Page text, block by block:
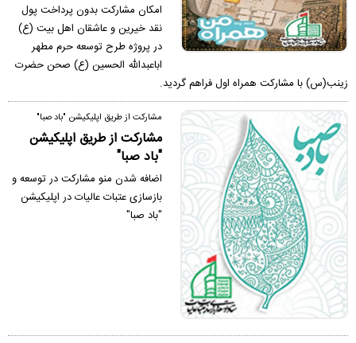
امکان مشارکت بدون پرداخت پول
نقد خیرین و عاشقان اهل بیت (ع)
در پروژه طرح توسعه حرم مطهر
اباعبدالله الحسین (ع) صحن حضرت
زینب(س) با مشارکت همراه اول فراهم گردید.
مشارکت از طریق اپلیکیشن "باد صبا"
مشارکت از طریق اپلیکیشن
"باد صبا"
اضافه شدن منو مشارکت در توسعه و
بازسازی عتبات عالیات در اپلیکیشن
"باد صبا"